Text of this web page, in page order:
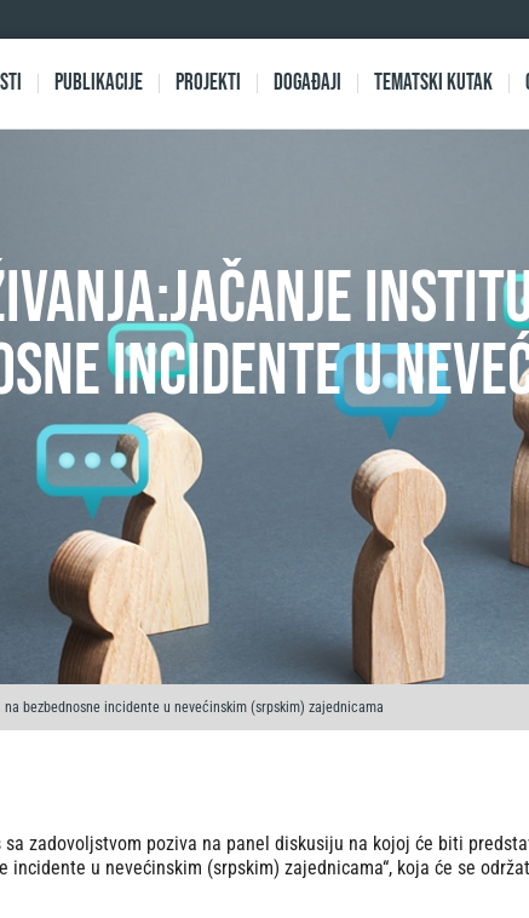
Publikacije Projekti Događaji Tematski kutak
incidente u
bezbednosne incidente u nevećinskim (srpskim) zajednicama
sa zadovoljstvom poziva na panel diskusiju na kojoj će biti
incidente u nevećinskim (srpskim) zajednicama“, koja će se